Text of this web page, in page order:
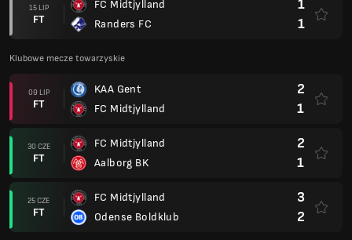
15 LIP
FT
FC Midtjylland
Randers FC
1
1
Klubowe mecze towarzyskie
09 LIP
FT
KAA Gent
FC Midtjylland
2
1
30 CZE
FT
FC Midtjylland
Aalborg BK
2
1
25 CZE
FT
FC Midtjylland
Odense Boldklub
3
2